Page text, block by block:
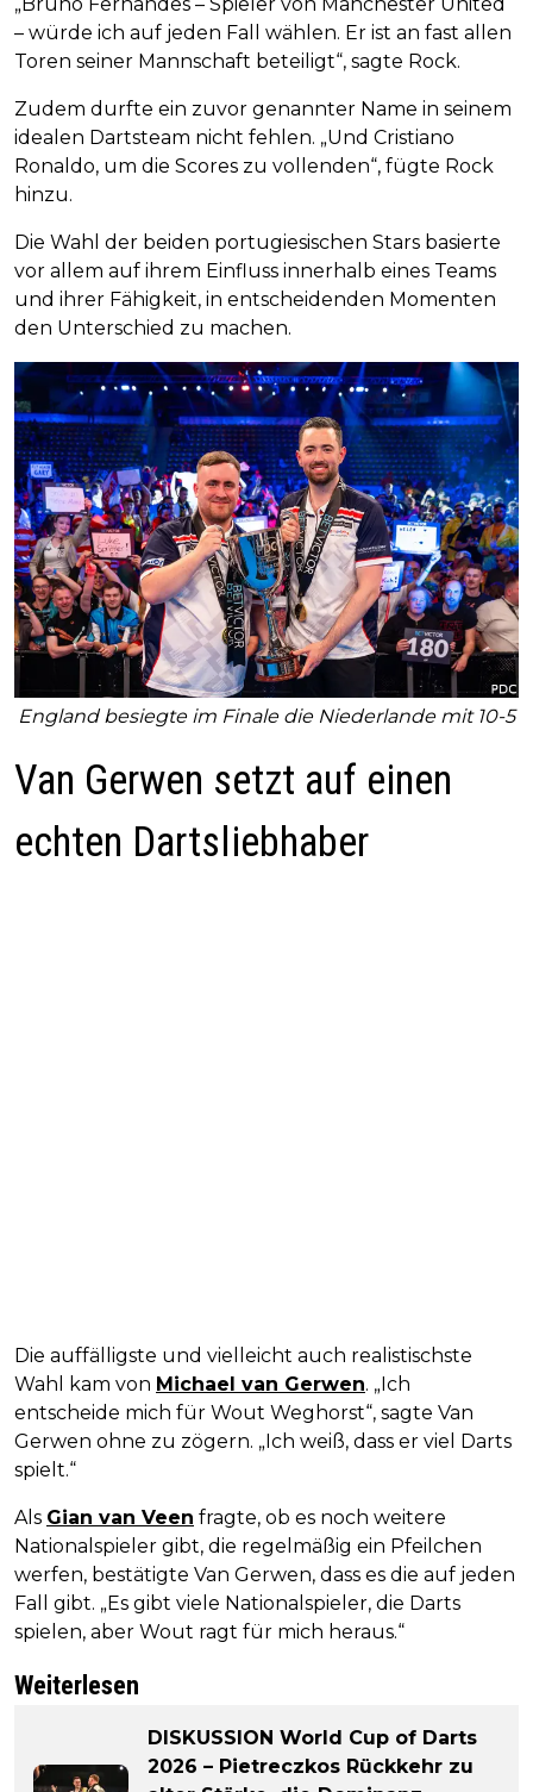
– würde ich auf jeden Fall wählen. Er ist an fast allen
Toren seiner Mannschaft beteiligt“, sagte Rock.
Zudem durfte ein zuvor genannter Name in seinem
idealen Dartsteam nicht fehlen. „Und Cristiano
Ronaldo, um die Scores zu vollenden“, fügte Rock
hinzu.
Die Wahl der beiden portugiesischen Stars basierte
vor allem auf ihrem Einfluss innerhalb eines Teams
und ihrer Fähigkeit, in entscheidenden Momenten
den Unterschied zu machen.
England besiegte im Finale die Niederlande mit 10-5
Van Gerwen setzt auf einen
echten Dartsliebhaber
Die auffälligste und vielleicht auch realistischste
Wahl kam von Michael van Gerwen. „Ich
entscheide mich für Wout Weghorst“, sagte Van
Gerwen ohne zu zögern. „Ich weiß, dass er viel Darts
spielt.“
Als Gian van Veen fragte, ob es noch weitere
Nationalspieler gibt, die regelmäßig ein Pfeilchen
werfen, bestätigte Van Gerwen, dass es die auf jeden
Fall gibt. „Es gibt viele Nationalspieler, die Darts
spielen, aber Wout ragt für mich heraus.“
Weiterlesen
DISKUSSION World Cup of Darts
2026 – Pietreczkos Rückkehr zu